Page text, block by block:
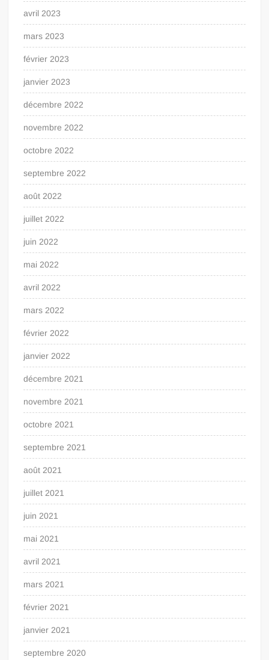
avril 2023
mars 2023
février 2023
janvier 2023
décembre 2022
novembre 2022
octobre 2022
septembre 2022
août 2022
juillet 2022
juin 2022
mai 2022
avril 2022
mars 2022
février 2022
janvier 2022
décembre 2021
novembre 2021
octobre 2021
septembre 2021
août 2021
juillet 2021
juin 2021
mai 2021
avril 2021
mars 2021
février 2021
janvier 2021
septembre 2020